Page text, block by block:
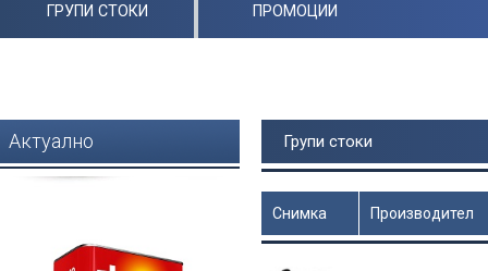
ГРУПИ СТОКИ ПРОМОЦИИ
Актуално Групи стоки
Снимка Производител